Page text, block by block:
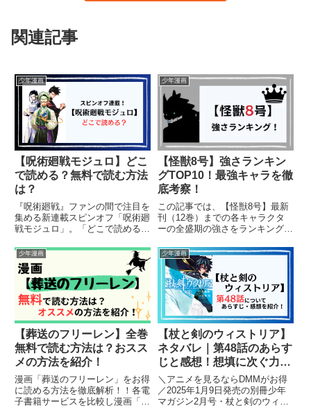
関連記事
少年漫画
【呪術廻戦モジュロ】どこ
で読める？無料で読む方法
は？
『呪術廻戦』ファンの間で注目を
集める新連載スピンオフ「呪術廻
戦モジュロ」。「どこで読める
になる方も多いはずです。この記
事では、作品概要・あらすじ・掲
載媒体（ジャンプ本誌／アプリ／
電子版）・単行本化の可能性をわ
か...
少年漫画
【怪獣8号】強さランキン
グTOP10！最強キャラを徹
底考察！
この記事では、【怪獣8号】最新
刊（12巻）までの各キャラクタ
ーの全盛期の強さをランキング形
レを含みます）
少年漫画
【葬送のフリーレン】全巻
無料で読む方法は？おスス
メの方法を紹介！
漫画「葬送のフリーレン」をお得
に読める方法を徹底解析！！各電
子書籍サービスを比較し漫画「葬
少年漫画
【杖と剣のウィストリア】
ネタバレ｜第48話のあらす
じと感想！想填に次ぐ力が
判明！
＼アニメを見るならDMMがお得
／2025年1月9日発売の別冊少年
マガジン2月号・杖と剣のウィス